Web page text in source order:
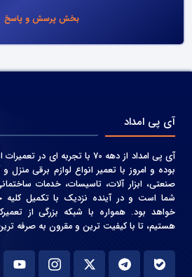
بخش پرسش و پاسخ
آی پی امداد
آی پی امداد از دهه 70 با تجربه ای
بوده و امروز با تعمیر انواع لوازم برقی
صنعتی، ابزار آلات، تاسیسات، خدمات
شما است و در آینده نزدیک با تکمیل کلیه
خواهد بود. همواره با شبکه بزرگی از
هستیم، تا با کیفیت ترین و مقرون به صرفه